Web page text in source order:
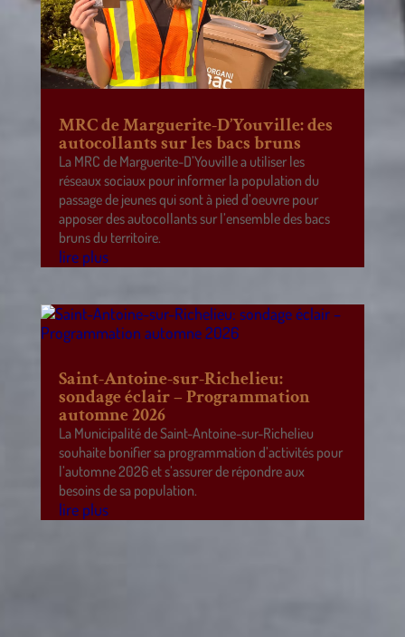
MRC de Marguerite-D’Youville: des
autocollants sur les bacs bruns
La MRC de Marguerite-D’Youville a utiliser les
réseaux sociaux pour informer la population du
passage de jeunes qui sont à pied d’oeuvre pour
apposer des autocollants sur l’ensemble des bacs
bruns du territoire.
lire plus
Saint-Antoine-sur-Richelieu:
sondage éclair – Programmation
automne 2026
La Municipalité de Saint-Antoine-sur-Richelieu
souhaite bonifier sa programmation d’activités pour
l’automne 2026 et s’assurer de répondre aux
besoins de sa population.
lire plus